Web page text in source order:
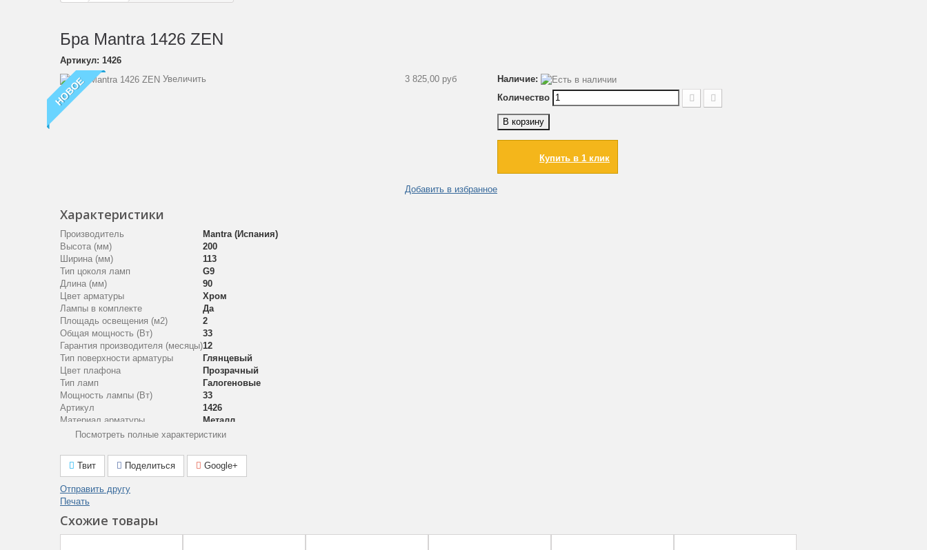
Бра Mantra 1426 ZEN
Артикул: 1426
НОВОЕ Увеличить 3 825,00 руб
Добавить в избранное
Наличие:
Количество
В корзину
Купить в 1 клик
Характеристики
Производитель
Mantra (Испания)
Высота (мм)
200
Ширина (мм)
113
Тип цоколя ламп
G9
Длина (мм)
90
Цвет арматуры
Хром
Лампы в комплекте
Да
Площадь освещения (м2)
2
Общая мощность (Вт)
33
Гарантия производителя (месяцы)12
Тип поверхности арматуры
Глянцевый
Цвет плафона
Прозрачный
Тип ламп
Галогеновые
Мощность лампы (Вт)
33
Артикул
1426
Материал арматуры
Металл
Количество ламп
1
Аналог лампе накаливания (Вт)
40
Рабочее напряжение (V)
220
Материал плафона
Коллекция
Посмотреть полные характеристики
Твит Поделиться Google+
Отправить другу
Печать
Схожие товары